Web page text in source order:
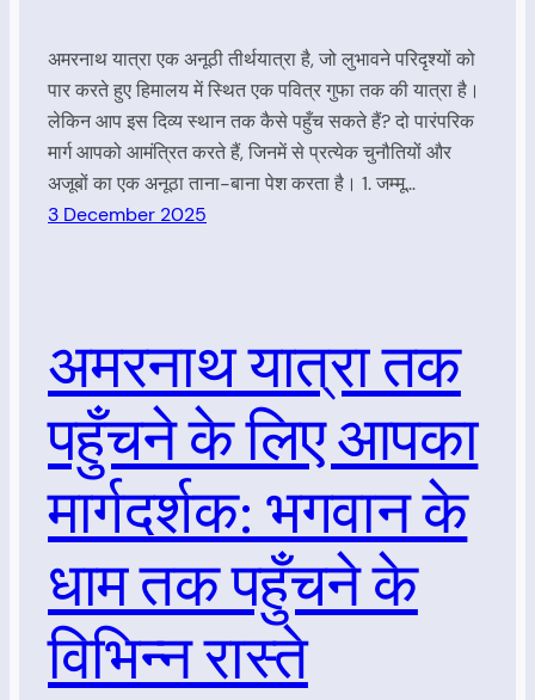
अमरनाथ यात्रा एक अनूठी तीर्थयात्रा है, जो लुभावने परिदृश्यों को
पार करते हुए हिमालय में स्थित एक पवित्र गुफा तक की यात्रा है।
लेकिन आप इस दिव्य स्थान तक कैसे पहुँच सकते हैं? दो पारंपरिक
मार्ग आपको आमंत्रित करते हैं, जिनमें से प्रत्येक चुनौतियों और
अजूबों का एक अनूठा ताना-बाना पेश करता है। 1. जम्मू…
3 December 2025
अमरनाथ यात्रा तक
पहुँचने के लिए आपका
मार्गदर्शक: भगवान के
धाम तक पहुँचने के
विभिन्न रास्ते